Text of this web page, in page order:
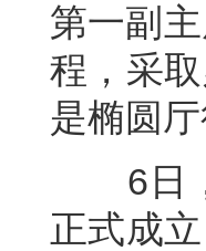
第一副
程，采
是椭圆厅
6日，
正式成